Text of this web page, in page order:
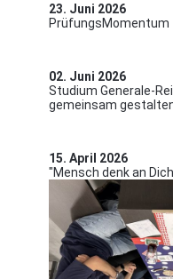
23. Juni 2026
PrüfungsMomentum
02. Juni 2026
Studium Generale-
gemeinsam
15. April 2026
"Mensch denk an